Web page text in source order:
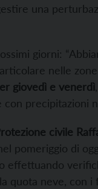
una
giorni:
nelle
giovedì e venerdì
precipitazioni
civile
pomeriggio di
effettuando
quota neve, con i